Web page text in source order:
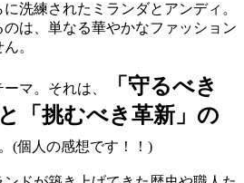
洗練されたミランダとアンディ。
は、単なる華やかなファッション
。
マ。それは、
「守るべき
「挑むべき革新」の
(個人の感想です！！)